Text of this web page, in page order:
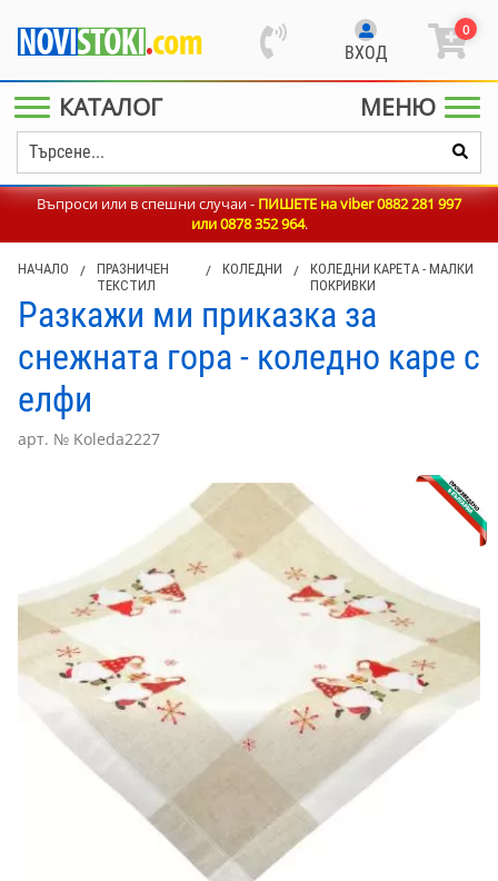
ВХОД
0
КАТАЛОГ МЕНЮ
Въпроси или в спешни случаи -ПИШЕТЕ на viber 0882 281 997
или0878 352 964.
НАЧАЛО /
ПРАЗНИЧЕН
ТЕКСТИЛ
/ КОЛЕДНИ /
КОЛЕДНИ КАРЕТА - МАЛКИ
ПОКРИВКИ
Разкажи ми приказка за
снежната гора - коледно каре с
елфи
арт. № Koleda2227